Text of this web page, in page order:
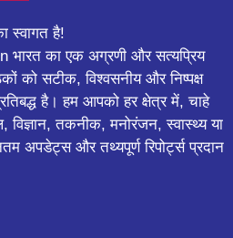
स्वागत है!
का एक अग्रणी और सत्यप्रिय
को सटीक, विश्वसनीय और निष्पक्ष
है। हम आपको हर क्षेत्र में, चाहे
विज्ञान, तकनीक, मनोरंजन, स्वास्थ्य या
अपडेट्स और तथ्यपूर्ण रिपोर्ट्स प्रदान